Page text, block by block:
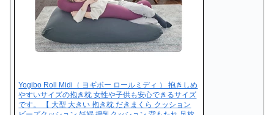
Yogibo Roll Midi（ ヨギボー ロールミディ ） 抱きしめ
やすいサイズの抱き枕 女性や子供も安心できるサイズ
です。 【 大型 大きい 抱き枕 だきまくら クッション